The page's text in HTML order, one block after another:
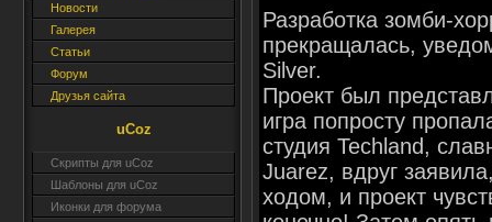
Новости
Галерея
Статьи
Форум
Друзья сайта
uCoz
Скрипты для uCoz
Шаблоны для uCoz
Иконки для форума
Разработка зомби-
прекращалась,
Silver.
Проект был
игра попросту
студия Techland,
Juarez, вдруг
ходом, и проект